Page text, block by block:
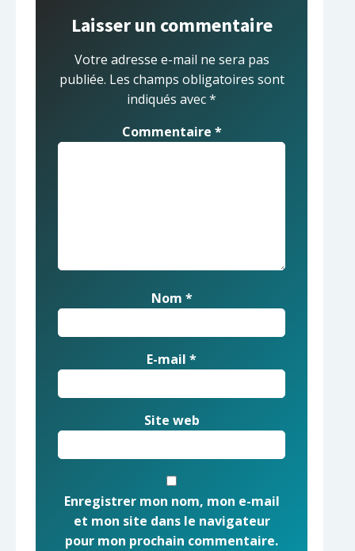
Laisser un commentaire
Votre adresse e-mail ne sera pas
publiée. Les champs obligatoires sont
indiqués avec*
Commentaire *
Nom *
E-mail *
Site web
Enregistrer mon nom, mon e-mail
et mon site dans le navigateur
pour mon prochain commentaire.